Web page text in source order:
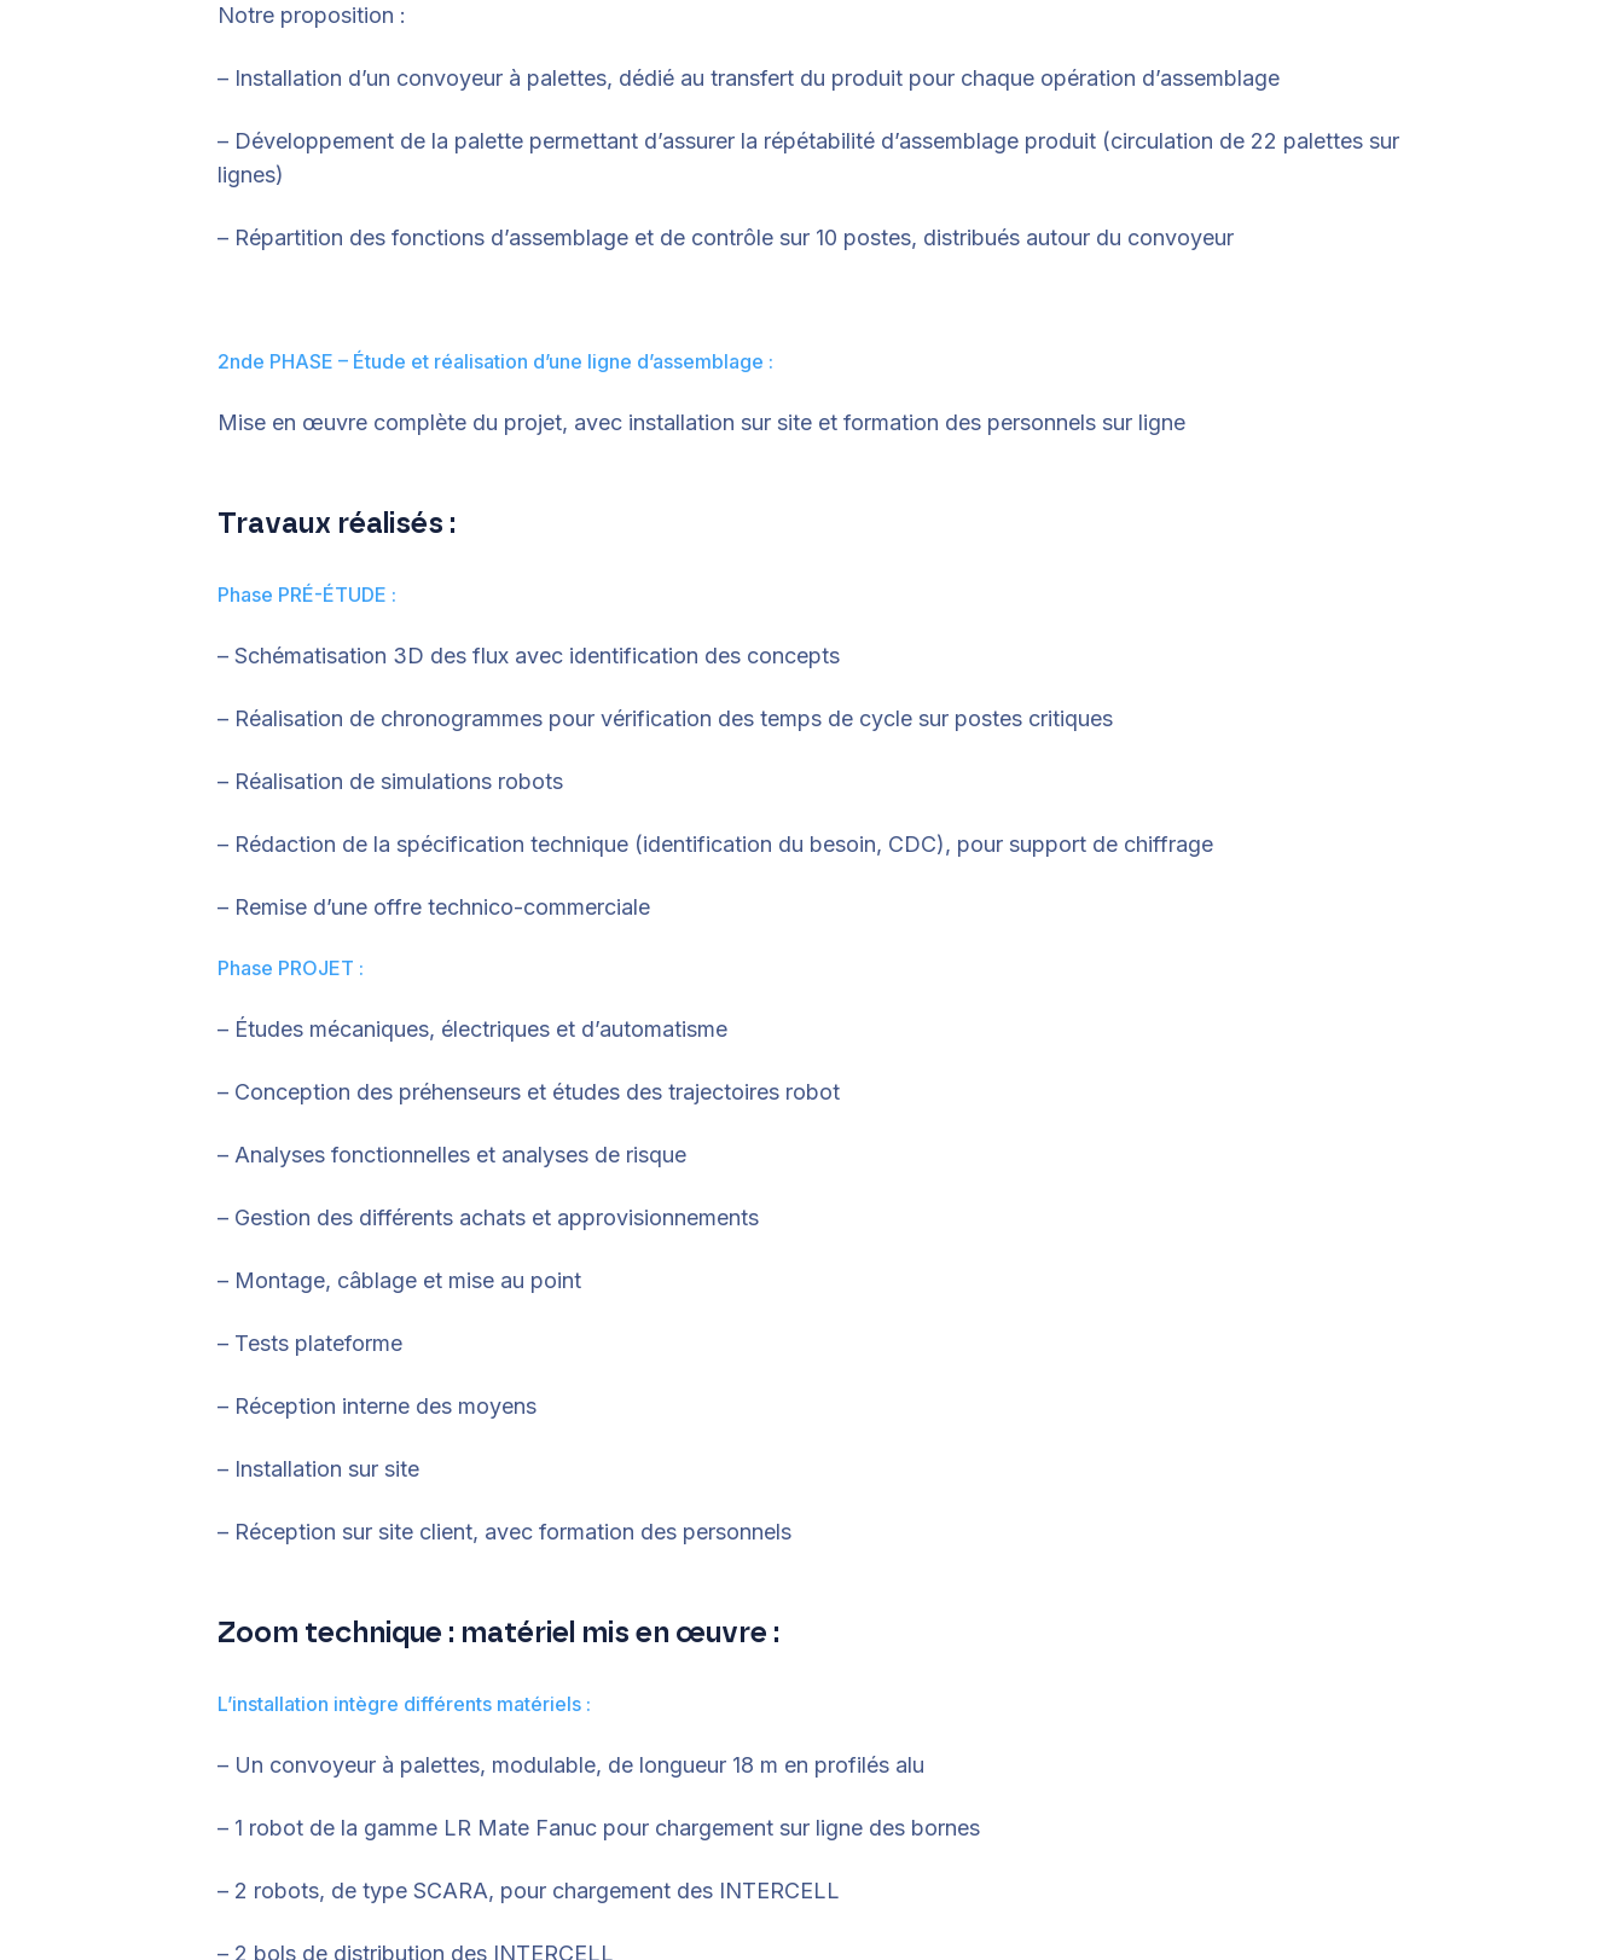
Notre proposition :
– Installation d’un convoyeur à palettes, dédié au transfert du produit pour chaque opération d’assemblage
– Développement de la palette permettant d’assurer la répétabilité d’assemblage produit (circulation de 22 palettes sur
lignes)
– Répartition des fonctions d’assemblage et de contrôle sur 10 postes, distribués autour du convoyeur
2nde PHASE – Étude et réalisation d’une ligne d’assemblage :
Mise en œuvre complète du projet, avec installation sur site et formation des personnels sur ligne
Travaux réalisés :
Phase PRÉ-ÉTUDE :
– Schématisation 3D des flux avec identification des concepts
– Réalisation de chronogrammes pour vérification des temps de cycle sur postes critiques
– Réalisation de simulations robots
– Rédaction de la spécification technique (identification du besoin, CDC), pour support de chiffrage
– Remise d’une offre technico-commerciale
Phase PROJET :
– Études mécaniques, électriques et d’automatisme
– Conception des préhenseurs et études des trajectoires robot
– Analyses fonctionnelles et analyses de risque
– Gestion des différents achats et approvisionnements
– Montage, câblage et mise au point
– Tests plateforme
– Réception interne des moyens
– Installation sur site
– Réception sur site client, avec formation des personnels
Zoom technique : matériel mis en œuvre :
L’installation intègre différents matériels :
– Un convoyeur à palettes, modulable, de longueur 18 m en profilés alu
– 1 robot de la gamme LR Mate Fanuc pour chargement sur ligne des bornes
– 2 robots, de type SCARA, pour chargement des INTERCELL
– 2 bols de distribution des INTERCELL